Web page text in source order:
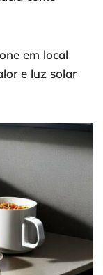
em local
e luz solar